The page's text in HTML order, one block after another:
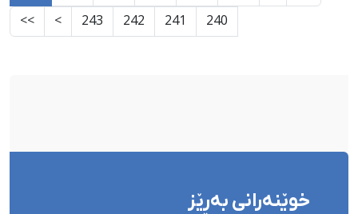
240
241
242
243
>
>>
خوێنەرانی بەڕێز